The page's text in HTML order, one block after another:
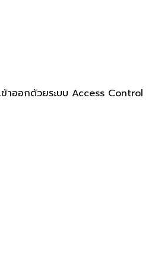
าออกด้วยระบบ Access Control